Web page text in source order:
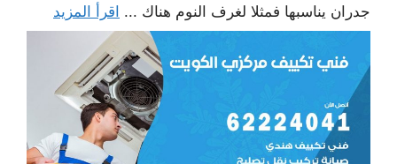
جدران يناسبها فمثلا لغرف النوم هناك ... اقرأ المزيد